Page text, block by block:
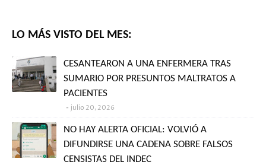
LO MÁS VISTO DEL MES:
CESANTEARON A UNA ENFERMERA TRAS
SUMARIO POR PRESUNTOS MALTRATOS A
PACIENTES
julio 20, 2026
NO HAY ALERTA OFICIAL: VOLVIÓ A
DIFUNDIRSE UNA CADENA SOBRE FALSOS
CENSISTAS DEL INDEC